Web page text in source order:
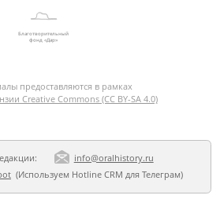
Благотворительный
фонд «Дар»
предоставляются в рамках
Creative Commons (CC BY-SA 4.0)
info@oralhistory.ru
(Используем Hotline CRM для Телеграм)